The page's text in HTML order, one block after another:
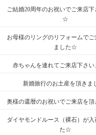
ご結婚20周年のお祝いでご来店
☆
お母様のリングのリフォームで
ました☆
赤ちゃんを連れてご来店下さ
新婚旅行のお土産を頂きま
奥様の還暦のお祝いでご来店を
ダイヤモンドルース（裸石）が入
た☆